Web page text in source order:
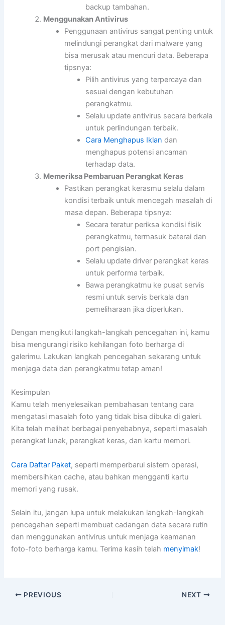
backup tambahan.
Menggunakan Antivirus
Penggunaan antivirus sangat penting untuk
melindungi perangkat dari malware yang
bisa merusak atau mencuri data. Beberapa
tipsnya:
Pilih antivirus yang terpercaya dan
sesuai dengan kebutuhan
perangkatmu.
Selalu update antivirus secara berkala
untuk perlindungan terbaik.
Cara Menghapus Iklan dan
menghapus potensi ancaman
terhadap data.
Memeriksa Pembaruan Perangkat Keras
Pastikan perangkat kerasmu selalu dalam
kondisi terbaik untuk mencegah masalah di
masa depan. Beberapa tipsnya:
Secara teratur periksa kondisi fisik
perangkatmu, termasuk baterai dan
port pengisian.
Selalu update driver perangkat keras
untuk performa terbaik.
Bawa perangkatmu ke pusat servis
resmi untuk servis berkala dan
pemeliharaan jika diperlukan.
Dengan mengikuti langkah-langkah pencegahan ini, kamu
bisa mengurangi risiko kehilangan foto berharga di
galerimu. Lakukan langkah pencegahan sekarang untuk
menjaga data dan perangkatmu tetap aman!
Kesimpulan
Kamu telah menyelesaikan pembahasan tentang cara
mengatasi masalah foto yang tidak bisa dibuka di galeri.
Kita telah melihat berbagai penyebabnya, seperti masalah
perangkat lunak, perangkat keras, dan kartu memori.
Cara Daftar Paket, seperti memperbarui sistem operasi,
membersihkan cache, atau bahkan mengganti kartu
memori yang rusak.
Selain itu, jangan lupa untuk melakukan langkah-langkah
pencegahan seperti membuat cadangan data secara rutin
dan menggunakan antivirus untuk menjaga keamanan
foto-foto berharga kamu. Terima kasih telah menyimak!
PREVIOUS NEXT